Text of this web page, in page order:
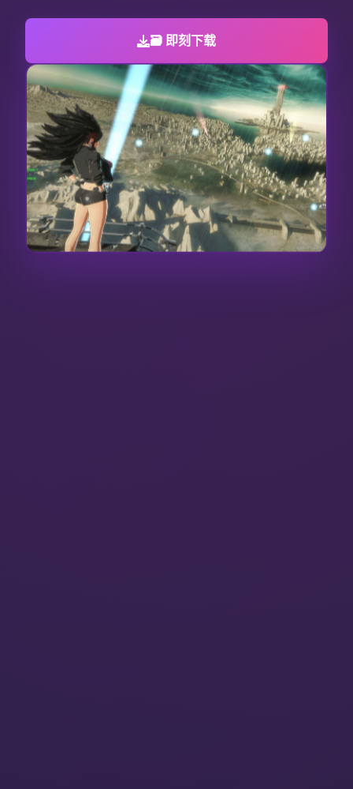
🗃️ 即刻下载